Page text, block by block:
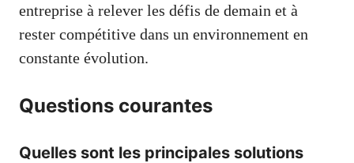
entreprise à relever les défis de demain et à
rester compétitive dans un environnement en
constante évolution.
Questions courantes
Quelles sont les principales solutions